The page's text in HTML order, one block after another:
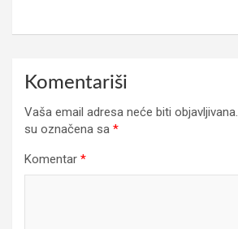
Komentariši
Vaša email adresa neće biti objavljivana.
su označena sa *
Komentar *